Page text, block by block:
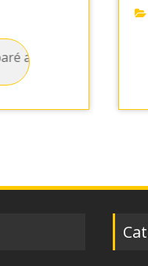
sauce
: Agneau Du